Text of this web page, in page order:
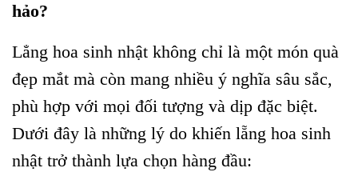
hảo?
Lẳng hoa sinh nhật không chỉ là một món quà
đẹp mắt mà còn mang nhiều ý nghĩa sâu sắc,
phù hợp với mọi đối tượng và dịp đặc biệt.
Dưới đây là những lý do khiến lẵng hoa sinh
nhật trở thành lựa chọn hàng đầu: